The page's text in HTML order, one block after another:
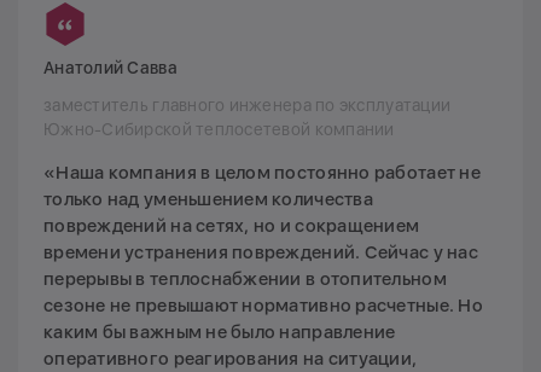
Анатолий Савва
заместитель главного инженера по эксплуатации
Южно-Сибирской теплосетевой компании
«Наша компания в целом постоянно работает не
только над уменьшением количества
повреждений на сетях, но и сокращением
времени устранения повреждений. Сейчас у нас
перерывы в теплоснабжении в отопительном
сезоне не превышают нормативно расчетные. Но
каким бы важным не было направление
оперативного реагирования на ситуации,